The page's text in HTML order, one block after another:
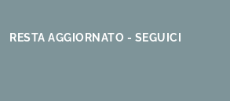
RESTA AGGIORNATO - SEGUICI